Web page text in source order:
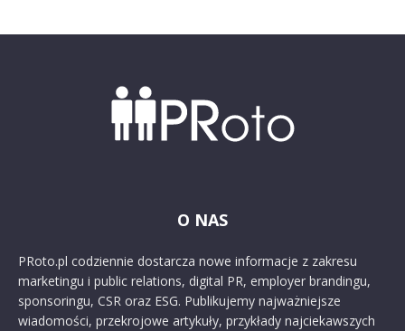
O NAS
PRoto.pl codziennie dostarcza nowe informacje z zakresu
marketingu i public relations, digital PR, employer brandingu,
sponsoringu, CSR oraz ESG. Publikujemy najważniejsze
wiadomości, przekrojowe artykuły, przykłady najciekawszych